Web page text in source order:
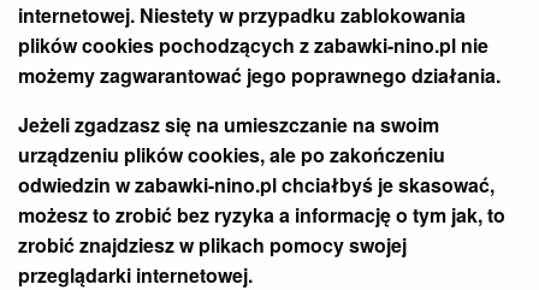
internetowej. Niestety w przypadku zablokowania
plików cookies pochodzących zzabawki-nino.pl nie
możemy zagwarantować jego poprawnego działania.
Jeżeli zgadzasz się na umieszczanie na swoim
urządzeniu plików cookies, ale po zakończeniu
odwiedzin wzabawki-nino.plchciałbyś je skasować,
możesz to zrobić bez ryzyka a informację o tym jak, to
zrobić znajdziesz w plikach pomocy swojej
przeglądarki internetowej.